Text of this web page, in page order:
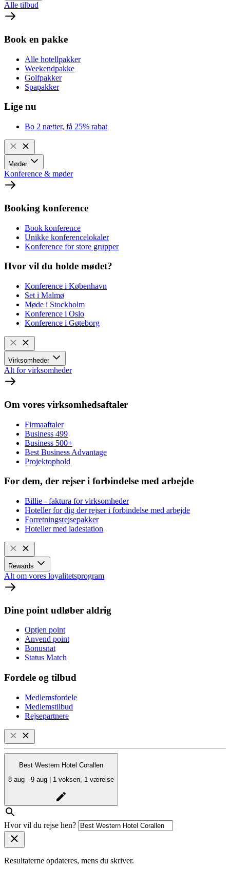
Alle tilbud
Book en pakke
Alle hotellpakker
Weekendpakke
Golfpakker
Spapakker
Lige nu
Bo 2 nætter, få 25% rabat
Møder
Konference & møder
Booking konference
Book konference
Unikke konferencelokaler
Konference for store grupper
Hvor vil du holde mødet?
Konference i København
Set i Malmø
Møde i Stockholm
Konference i Oslo
Konference i Gøteborg
Virksomheder
Alt for virksomheder
Om vores virksomhedsaftaler
Firmaaftaler
Business 499
Business 500+
Best Business Advantage
Projektophold
For dem, der rejser i forbindelse med arbejde
Billie - faktura for virksomheder
Hoteller for dig der rejser i forbindelse med arbejde
Forretningsrejsepakker
Hoteller med ladestation
Rewards
Alt om vores loyalitetsprogram
Dine point udløber aldrig
Optjen point
Anvend point
Bonusnat
Status Match
Fordele og tilbud
Medlemsfordele
Medlemstilbud
Rejsepartnere
Best Western Hotel Corallen
8 aug - 9 aug | 1 voksen, 1 værelse
Hvor vil du rejse hen?
Resultaterne opdateres, mens du skriver.